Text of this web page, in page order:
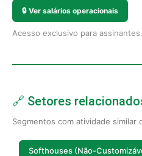
🔒 Ver salários operacionais
Acesso exclusivo para assinantes.
🔗 Setores
Segmentos com atividade similar
Softhouses (Não-